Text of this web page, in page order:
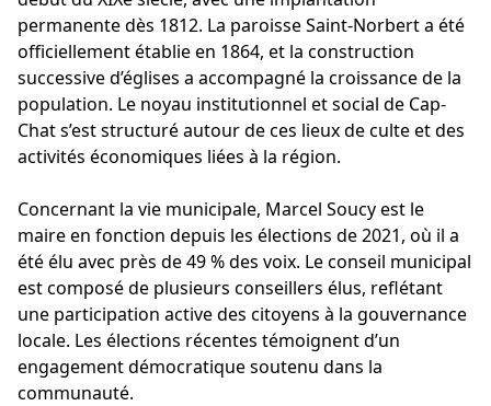
permanente dès 1812. La paroisse Saint-Norbert a été
officiellement établie en 1864, et la construction
successive d’églises a accompagné la croissance de la
population. Le noyau institutionnel et social de Cap-
Chat s’est structuré autour de ces lieux de culte et des
activités économiques liées à la région.
Concernant la vie municipale, Marcel Soucy est le
maire en fonction depuis les élections de 2021, où il a
été élu avec près de 49 % des voix. Le conseil municipal
est composé de plusieurs conseillers élus, reflétant
une participation active des citoyens à la gouvernance
locale. Les élections récentes témoignent d’un
engagement démocratique soutenu dans la
communauté.